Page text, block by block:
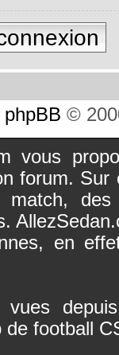
phpBB ©
vous
forum.
des
en
vues
football